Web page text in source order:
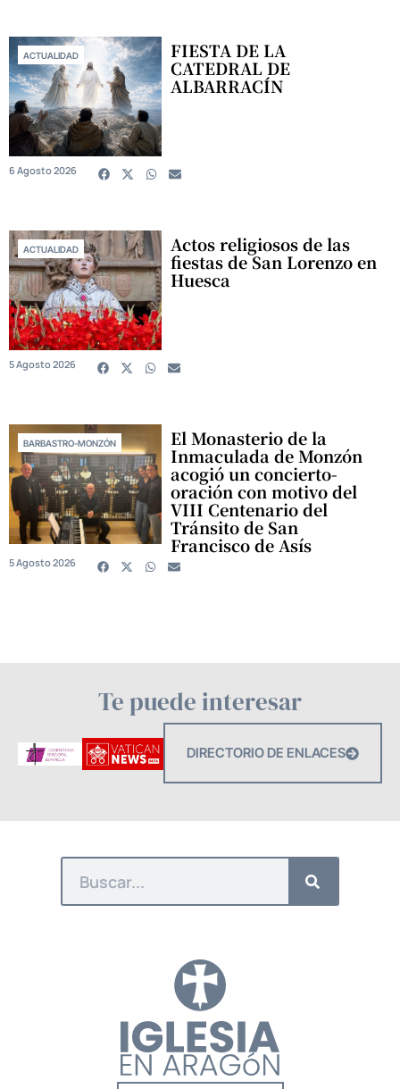
ACTUALIDAD FIESTA DE LA
CATEDRAL DE
ALBARRACÍN
6 Agosto 2026
ACTUALIDAD Actos religiosos de las
fiestas de San Lorenzo en
Huesca
5 Agosto 2026
BARBASTRO-MONZÓN El Monasterio de la
Inmaculada de Monzón
acogió un concierto-
oración con motivo del
VIII Centenario del
Tránsito de San
Francisco de Asís
5 Agosto 2026
Te puede interesar
DIRECTORIO DE ENLACES